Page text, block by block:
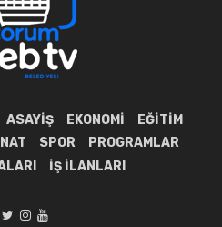
ASAYIŞ EKONOMI
EĞITIM
SPOR
PROGRAMLAR
İŞ İLANLARI